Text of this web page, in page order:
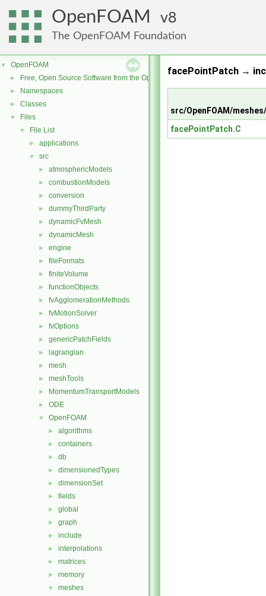
OpenFOAM 8
The OpenFOAM Foundation
▼ OpenFOAM
► Free, Open Source Software from the OpenFOAM Foundation
► Namespaces
► Classes
▼ Files
▼ File List
► applications
▼ src
► atmosphericModels
► combustionModels
► conversion
► dummyThirdParty
► dynamicFvMesh
► dynamicMesh
► engine
► fileFormats
► finiteVolume
► functionObjects
► fvAgglomerationMethods
► fvMotionSolver
► fvOptions
► genericPatchFields
► lagrangian
► mesh
► meshTools
► MomentumTransportModels
► ODE
▼ OpenFOAM
► algorithms
► containers
► db
► dimensionedTypes
► dimensionSet
► fields
► global
► graph
► include
► interpolations
► matrices
► memory
▼ meshes
facePointPatch →
src/OpenFOAM/
facePointPatch.C